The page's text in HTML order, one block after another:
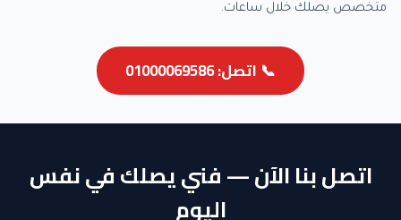
متخصص يصلك خلال ساعات.
📞 اتصل: 01000069586
اتصل بنا الآن — فني يصلك في نفس
اليوم